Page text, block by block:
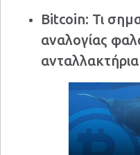
Bitcoin: Τι
αναλογίας